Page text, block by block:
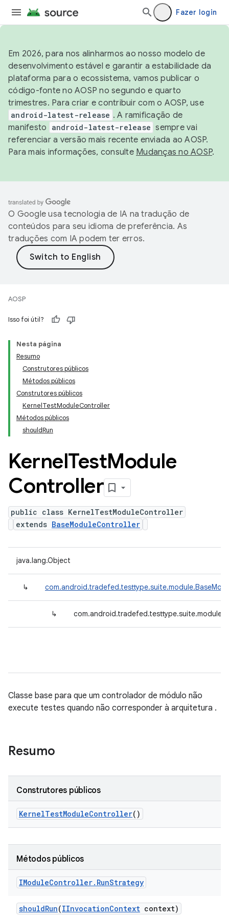
Fazer login
Em 2026, para nos alinharmos ao nosso modelo de
desenvolvimento estável e garantir a estabilidade da
plataforma para o ecossistema, vamos publicar o
código-fonte no AOSP no segundo e quarto
trimestres. Para criar e contribuir com o AOSP, use
android-latest-release . A ramificação de
manifesto
android-latest-release sempre vai
referenciar a versão mais recente enviada ao AOSP.
Para mais informações, consulte Mudanças no AOSP.
O Google usa tecnologia de IA na tradução de
conteúdos para seu idioma de preferência. As
traduções com IA podem ter erros.
AOSP
Isso foi útil?
Nesta página
Resumo
Construtores públicos
Métodos públicos
Construtores públicos
KernelTestModuleController
Métodos públicos
shouldRun
KernelTestModule
Controller
public class KernelTestModuleController
extends BaseModuleController
java.lang.Object
↳
↳
Classe base para que um controlador de módulo não
execute testes quando não corresponder à arquitetura .
Resumo
Construtores públicos
KernelTestModuleController()
Métodos públicos
IModuleController. RunStrategy
shouldRun(IInvocationContext context)